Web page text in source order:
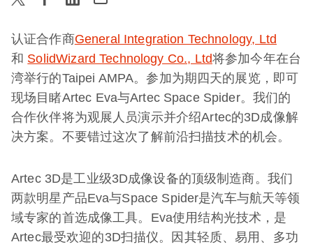
认证合作商General Integration Technology, Ltd
和 SolidWizard Technology Co., Ltd将参加今年在台
湾举行的Taipei AMPA。参加为期四天的展览，即可
现场目睹Artec Eva与Artec Space Spider。我们的
合作伙伴将为观展人员演示并介绍Artec的3D成像解
决方案。不要错过这次了解前沿扫描技术的机会。
Artec 3D是工业级3D成像设备的顶级制造商。我们
两款明星产品Eva与Space Spider是汽车与航天等领
域专家的首选成像工具。Eva使用结构光技术，是
Artec最受欢迎的3D扫描仪。因其轻质、易用、多功